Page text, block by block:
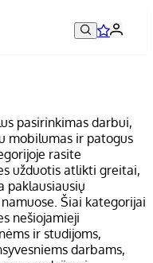
pasirinkimas darbui,
mobilumas ir patogus
rasite
užduotis atlikti greitai,
paklausiausių
Šiai kategorijai
nešiojamieji
ir studijoms,
darbams,